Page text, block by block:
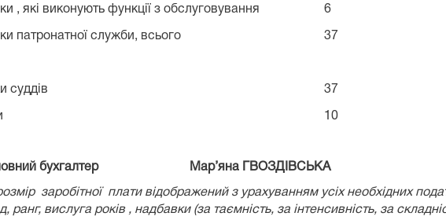
, які виконують функції з обслуговування 6
патронатної служби, всього 37
суддів 37
10
головний бухгалтер Мар’яна ГВОЗДІВСЬКА
заробітної плати відображений з урахуванням усіх необхідних
ранг, вислуга років , надбавки (за таємність, за інтенсивність, за